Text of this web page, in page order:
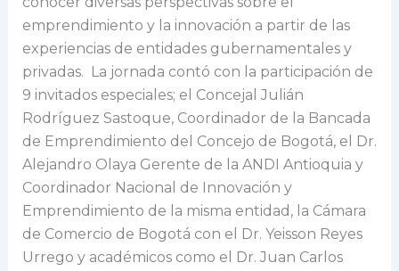
emprendimiento y la innovación a partir de las
experiencias de entidades gubernamentales y
privadas. La jornada contó con la participación de
9 invitados especiales; el Concejal Julián
Rodríguez Sastoque, Coordinador de la Bancada
de Emprendimiento del Concejo de Bogotá, el Dr.
Alejandro Olaya Gerente de la ANDI Antioquia y
Coordinador Nacional de Innovación y
Emprendimiento de la misma entidad, la Cámara
de Comercio de Bogotá con el Dr. Yeisson Reyes
Urrego y académicos como el Dr. Juan Carlos